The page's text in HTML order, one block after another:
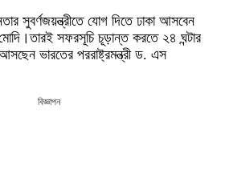
সুবর্ণজয়ন্ত্রীতে যোগ দিতে ঢাকা আসবেন
মোদি।তারই সফরসূচি চূড়ান্ত করতে ২৪ ঘন্টার
ভারতের পররাষ্ট্রমন্ত্রী ড. এস
বিজ্ঞাপন